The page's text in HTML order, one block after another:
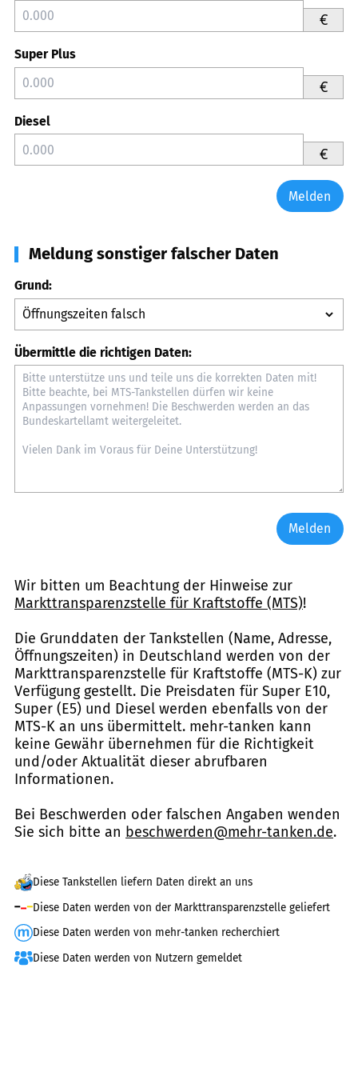
€
Super Plus
€
Diesel
€
Melden
Meldung sonstiger falscher Daten
Grund:
Übermittle die richtigen Daten:
Melden
Wir bitten um Beachtung der Hinweise zur
Markttransparenzstelle für Kraftstoffe (MTS)!
Die Grunddaten der Tankstellen (Name, Adresse,
Öffnungszeiten) in Deutschland werden von der
Markttransparenzstelle für Kraftstoffe (MTS-K) zur
Verfügung gestellt. Die Preisdaten für Super E10,
Super (E5) und Diesel werden ebenfalls von der
MTS-K an uns übermittelt. mehr-tanken kann
keine Gewähr übernehmen für die Richtigkeit
und/oder Aktualität dieser abrufbaren
Informationen.
Bei Beschwerden oder falschen Angaben wenden
Sie sich bitte an beschwerden@mehr-tanken.de.
Diese Tankstellen liefern Daten direkt an uns
Diese Daten werden von der Markttransparenzstelle geliefert
Diese Daten werden von mehr-tanken recherchiert
Diese Daten werden von Nutzern gemeldet